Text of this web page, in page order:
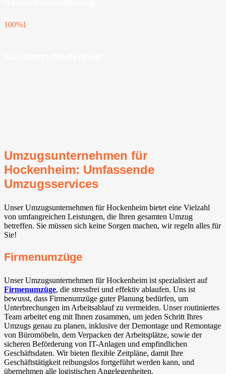
100%1
Umzugsunternehmen für
Hockenheim: Umfassende
Umzugsservices
Unser Umzugsunternehmen für Hockenheim bietet eine Vielzahl
von umfangreichen Leistungen, die Ihren gesamten Umzug
betreffen. Sie müssen sich keine Sorgen machen, wir regeln alles für
Sie!
Firmenumzüge
Unser Umzugsunternehmen für Hockenheim ist spezialisiert auf
Firmenumzüge, die stressfrei und effektiv ablaufen. Uns ist
bewusst, dass Firmenumzüge guter Planung bedürfen, um
Unterbrechungen im Arbeitsablauf zu vermeiden. Unser routiniertes
Team arbeitet eng mit Ihnen zusammen, um jeden Schritt Ihres
Umzugs genau zu planen, inklusive der Demontage und Remontage
von Büromöbeln, dem Verpacken der Arbeitsplätze, sowie der
sicheren Beförderung von IT-Anlagen und empfindlichen
Geschäftsdaten. Wir bieten flexible Zeitpläne, damit Ihre
Geschäftstätigkeit reibungslos fortgeführt werden kann, und
übernehmen alle logistischen Angelegenheiten.